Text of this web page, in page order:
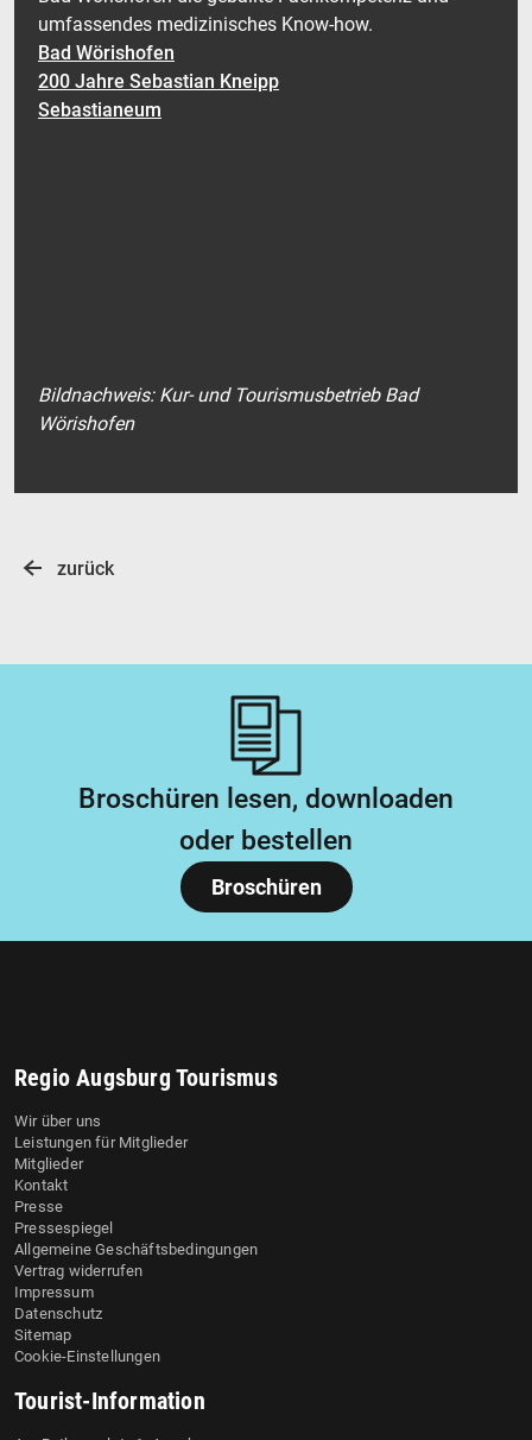
umfassendes medizinisches Know-how.
Bad Wörishofen
200 Jahre Sebastian Kneipp
Sebastianeum
Bildnachweis: Kur- und Tourismusbetrieb Bad
Wörishofen
zurück
Broschüren lesen, downloaden
oder bestellen
Broschüren
Regio Augsburg Tourismus
Wir über uns
Leistungen für Mitglieder
Mitglieder
Kontakt
Presse
Pressespiegel
Allgemeine Geschäftsbedingungen
Vertrag widerrufen
Impressum
Datenschutz
Sitemap
Cookie-Einstellungen
Tourist-Information